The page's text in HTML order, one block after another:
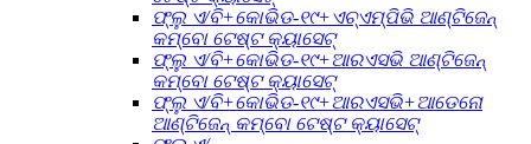
ଫ୍ଲୁ ଏ/ବି+କୋଭିଡ-୧୯+ଏଚ୍ଏମ୍ପିଭି ଆଣ୍ଟିଜେନ୍
କମ୍ବୋ ଟେଷ୍ଟ କ୍ୟାସେଟ୍
ଫ୍ଲୁ ଏ/ବି+କୋଭିଡ-୧୯+ଆରଏସଭି ଆଣ୍ଟିଜେନ୍
କମ୍ବୋ ଟେଷ୍ଟ କ୍ୟାସେଟ୍
ଫ୍ଲୁ ଏ/ବି+କୋଭିଡ-୧୯+ଆରଏସଭି+ଆଡେନୋ
ଆଣ୍ଟିଜେନ୍ କମ୍ବୋ ଟେଷ୍ଟ କ୍ୟାସେଟ୍